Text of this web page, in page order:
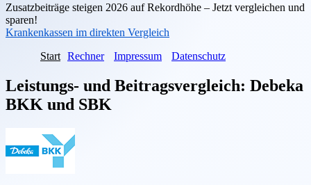
Zusatzbeiträge steigen 2026 auf Rekordhöhe – Jetzt vergleichen und
sparen!
Krankenkassen im direkten Vergleich
Start Rechner Impressum Datenschutz
Leistungs- und Beitragsvergleich: Debeka
BKK und SBK